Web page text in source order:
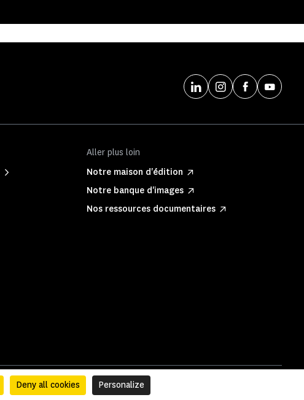
Aller plus loin
Notre maison d'édition
Notre banque d'images
Nos ressources documentaires
Deny all cookies Personalize